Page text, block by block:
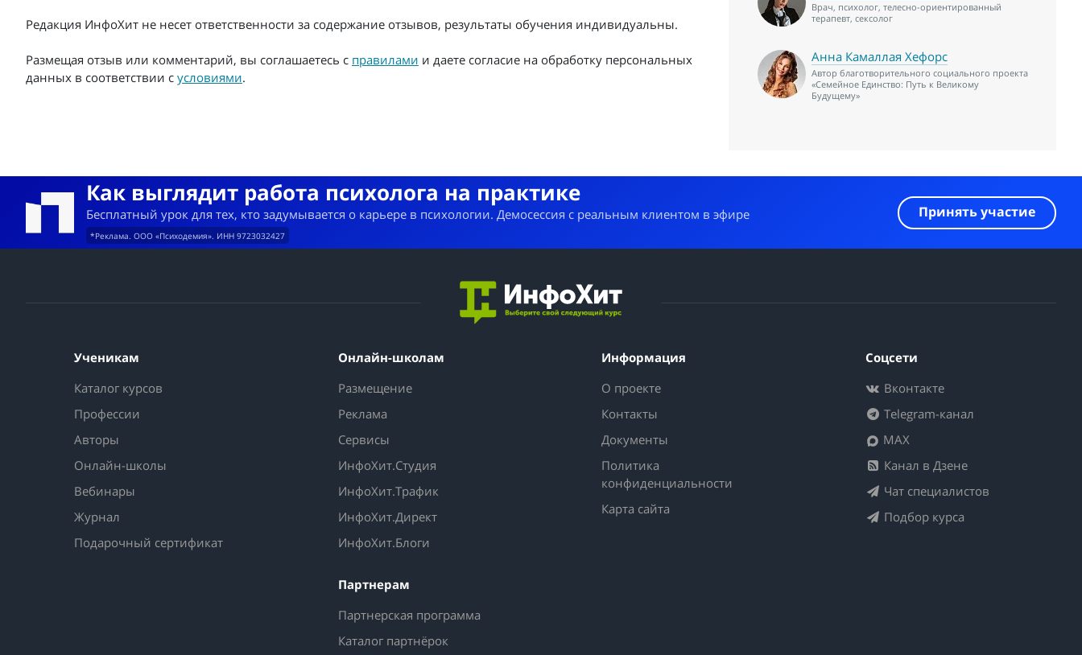
Редакция ИнфоХит не несет ответственности за содержание отзывов, результаты обучения индивидуальны.
Размещая отзыв или комментарий, вы соглашаетесь с правилами и даете согласие на обработку персональных
данных в соответствии с условиями.
Врач, психолог, телесно-ориентированный
терапевт, сексолог
Анна Камаллая Хефорс
Автор благотворительного социального проекта
«Семейное Единство: Путь к Великому
Будущему»
Как выглядит работа психолога на практике
Бесплатный урок для тех, кто задумывается о карьере в психологии. Демосессия с реальным клиентом в эфире
*Реклама. ООО «Психодемия». ИНН 9723032427
Принять участие
Ученикам
Каталог курсов
Профессии
Авторы
Онлайн-школы
Вебинары
Журнал
Подарочный сертификат
Онлайн-школам
Размещение
Реклама
Сервисы
ИнфоХит.Студия
ИнфоХит.Трафик
ИнфоХит.Директ
ИнфоХит.Блоги
Партнерам
Партнерская программа
Каталог партнёрок
Информация
О проекте
Контакты
Документы
Политика
конфиденциальности
Карта сайта
Соцсети
Вконтакте
Telegram-канал
MAX
Канал в Дзене
Чат специалистов
Подбор курса